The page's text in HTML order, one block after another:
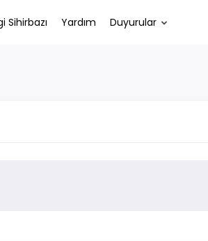
Sihirbazı Yardım Duyurular